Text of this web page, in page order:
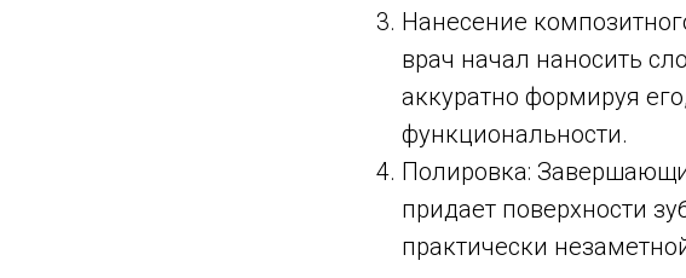
Нанесение
врач начал наносить
аккуратно формируя
функциональности.
Полировка:
придает поверхности
практически